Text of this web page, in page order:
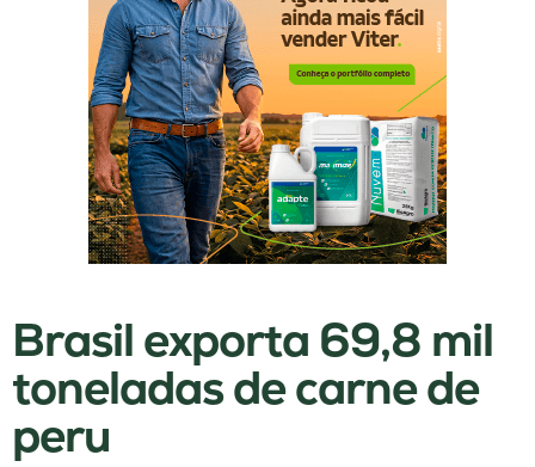
Brasil exporta 69,8 mil
toneladas de carne de
peru